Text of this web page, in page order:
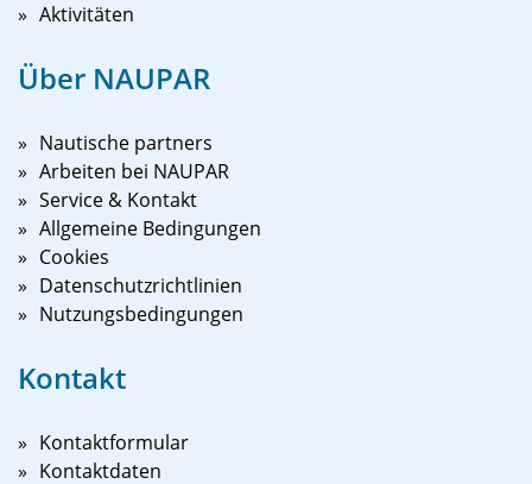
Aktivitäten
Über NAUPAR
Nautische partners
Arbeiten bei NAUPAR
Service & Kontakt
Allgemeine Bedingungen
Cookies
Datenschutzrichtlinien
Nutzungsbedingungen
Kontakt
Kontaktformular
Kontaktdaten